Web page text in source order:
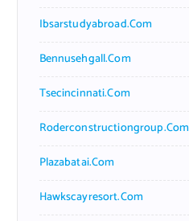
Ibsarstudyabroad.com
Bennusehgall.com
Tsecincinnati.com
Roderconstructiongroup.com
Plazabatai.com
Hawkscayresort.com